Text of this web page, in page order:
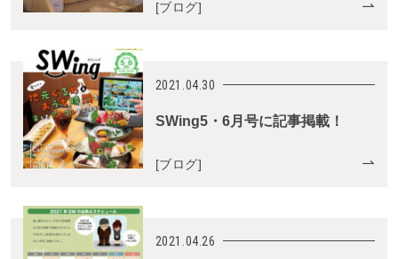
[ブログ]
2021.04.30
SWing5・6月号に記事掲載！
[ブログ]
2021.04.26